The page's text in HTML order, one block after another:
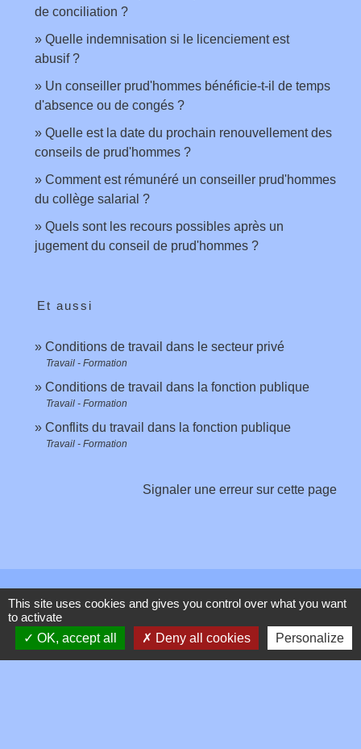
de conciliation ?
Quelle indemnisation si le licenciement est
abusif ?
Un conseiller prud'hommes bénéficie-t-il de temps
d'absence ou de congés ?
Quelle est la date du prochain renouvellement des
conseils de prud'hommes ?
Comment est rémunéré un conseiller prud'hommes
du collège salarial ?
Quels sont les recours possibles après un
jugement du conseil de prud'hommes ?
Et aussi
Conditions de travail dans le secteur privé
Travail - Formation
Conditions de travail dans la fonction publique
Travail - Formation
Conflits du travail dans la fonction publique
Travail - Formation
Signaler une erreur sur cette page
Contacts
Commune de Toussieux
346, Route du Morbier
01600 Toussieux - FRANCE
This site uses cookies and gives you control over what you want
to activate
OK, accept all
Deny all cookies Personalize